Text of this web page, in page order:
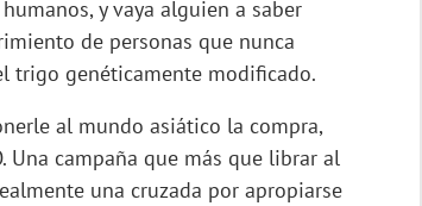
y vaya alguien a saber
de personas que nunca
trigo genéticamente modificado.
al mundo asiático la compra,
Una campaña que más que librar al
una cruzada por apropiarse